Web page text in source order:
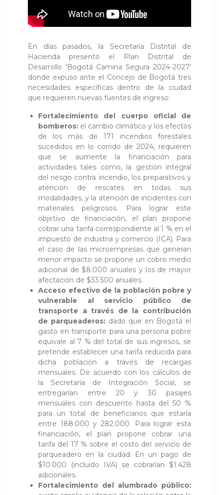
En días pasados, la Secretaría Distrital de
Hacienda presentó el Plan Distrital de
Desarrollo ‘Bogotá Camina Segura 2024-2027’
donde expuso ante el Concejo de Bogotá tres
necesidades específicas dentro de la ciudad
que requieren nuevas fuentes de ingreso:
Fortalecimiento del cuerpo oficial de
bomberos: el cambio climático y los efectos
de los más de 171 incendios forestales
sucedidos en lo corrido de 2024, requieren
que se aumente la financiación para
actividades tales como, la gestión integral
del riesgo contra incendio, los preparativos y
atención de rescates en todas sus
modalidades, y la atención de incidentes con
materiales peligrosos. Para lograr este
objetivo de financiación, el plan propone
cobrar una tarifa correspondiente al 1 % en el
impuesto de industria y comercio (ICA). Para
el caso de las microempresas que generan
menor impacto se propone un cobro medio
adicional de $8.000 anuales y los de mayor
afectación de $33.500 anuales.
Acceso efectivo de la población pobre y
vulnerable al servicio público de
transporte a través de la contribución
de parqueaderos: dado que en Bogotá el
gasto en transporte para una persona pobre
equivale al 7 % del total de sus ingresos, se
pretende establecer una tarifa reducida para
dicha población a través de recargas
mensuales. De acuerdo con los cálculos de
la Secretaría de Integración Social, se
entregarían entre 20 y 30 pasajes
mensuales con descuento hasta del 50 %
para un total de beneficiarios que estaría
entre 188.000 y 282.000. Para lograr esta
financiación, el plan propone cobrar una
tarifa del 17 % sobre el costo del servicio de
parqueadero en la ciudad. En un pago de
$10.000 (incluido IVA) se cobrarían $1.428
adicionales.
Fortalecimiento del alumbrado público: